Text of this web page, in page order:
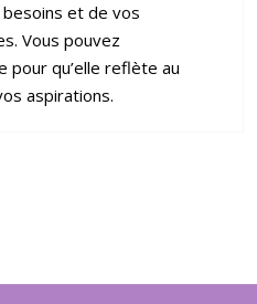
et de vos
Vous pouvez
qu’elle reflète au
aspirations.